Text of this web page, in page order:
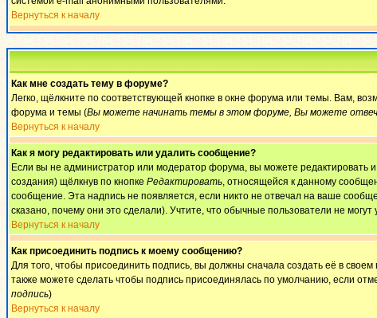
Вернуться к началу
Как мне создать тему в форуме?
Легко, щёлкните по соответствующей кнопке в окне форума или темы. Вам,
форума и темы (Вы можете начинать темы в этом форуме, Вы можете
Вернуться к началу
Как я могу редактировать или удалить сообщение?
Если вы не администратор или модератор форума, вы можете редактировать
создания) щёлкнув по кнопке Редактировать, относящейся к данному
сообщение. Эта надпись не появляется, если никто не отвечал на ваше
сказано, почему они это сделали). Учтите, что обычные пользователи не
Вернуться к началу
Как присоединить подпись к моему сообщению?
Для того, чтобы присоединить подпись, вы должны сначала создать её в
также можете сделать чтобы подпись присоединялась по умолчанию, если
подпись)
Вернуться к началу